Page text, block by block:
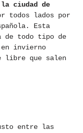
ciudad de
todos lados por
Esta
de todo tipo de
invierno
libre que salen
entre las